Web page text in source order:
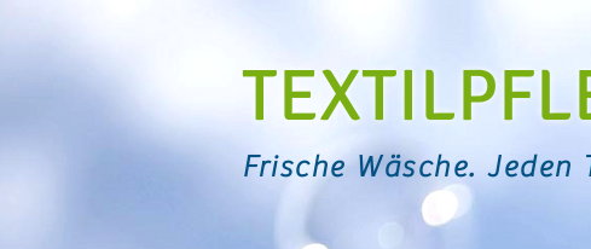
Frische Wäsche. Jeden